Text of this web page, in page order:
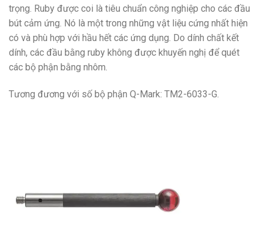
trọng. Ruby được coi là tiêu chuẩn công nghiệp cho các đầu
bút cảm ứng. Nó là một trong những vật liệu cứng nhất hiện
có và phù hợp với hầu hết các ứng dụng. Do dính chất kết
dính, các đầu bằng ruby ​​không được khuyến nghị để quét
các bộ phận bằng nhôm.
Tương đương với số bộ phận Q-Mark: TM2-6033-G.